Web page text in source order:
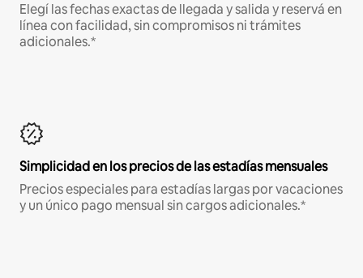
Elegí las fechas exactas de llegada y salida y reservá en
línea con facilidad, sin compromisos ni trámites
adicionales.*
Simplicidad en los precios de las estadías mensuales
Precios especiales para estadías largas por vacaciones
y un único pago mensual sin cargos adicionales.*